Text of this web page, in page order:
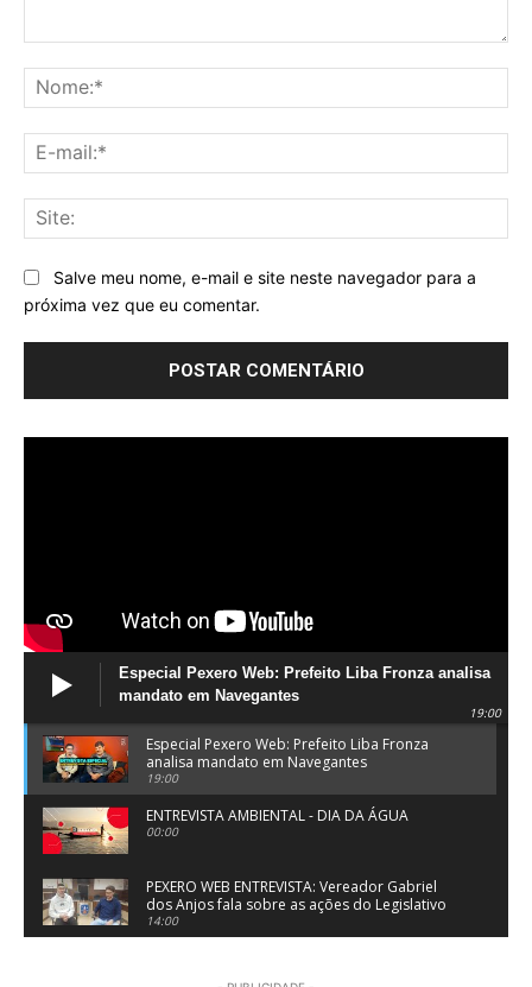
Salve meu nome, e-mail e site neste navegador para a
próxima vez que eu comentar.
Especial Pexero Web: Prefeito Liba Fronza analisa
mandato em Navegantes
19:00
Especial Pexero Web: Prefeito Liba Fronza
analisa mandato em Navegantes
19:00
ENTREVISTA AMBIENTAL - DIA DA ÁGUA
00:00
PEXERO WEB ENTREVISTA: Vereador Gabriel
dos Anjos fala sobre as ações do Legislativo
de Navegantes
14:00